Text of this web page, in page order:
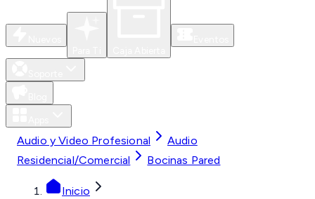
Audio y Video Profesional
Audio
Residencial/Comercial
Bocinas Pared
Inicio